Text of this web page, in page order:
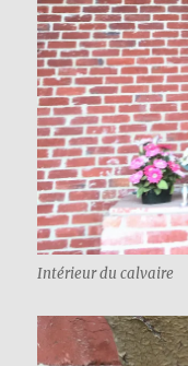
Intérieur du calvaire